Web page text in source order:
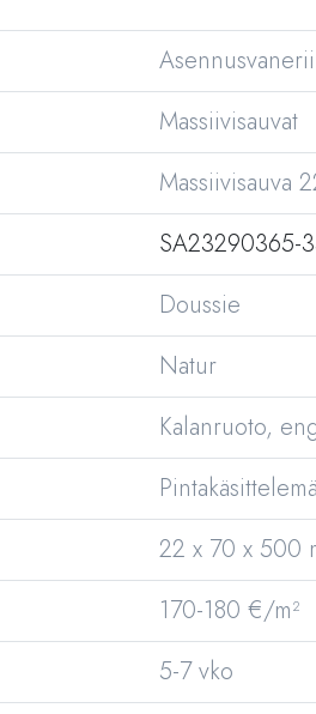
Massiivisauvat
Massiivisauva
SA23290365-
Doussie
Natur
Kalanruoto,
22 x 70 x 500
170-180 €/m²
5-7 vko